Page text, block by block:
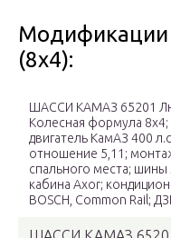
(8х4):
ШАССИ КАМАЗ 65201
Колесная формула 8х4;
двигатель КамАЗ 400
отношение 5,11;
спального места;
кабина Axor;
BOSCH, Сommon Rail;